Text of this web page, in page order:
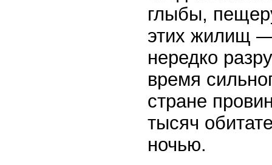
глыбы,
этих жилищ
нередко
время
стране
тысяч
ночью.